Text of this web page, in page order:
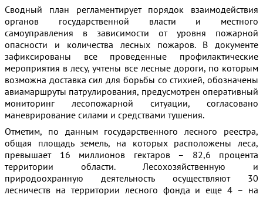
Сводный план регламентирует порядок взаимодействия
органов государственной власти и местного
самоуправления в зависимости от уровня пожарной
опасности и количества лесных пожаров. В документе
зафиксированы все проведенные профилактические
мероприятия в лесу, учтены все лесные дороги, по которым
возможна доставка сил для борьбы со стихией, обозначены
авиамаршруты патрулирования, предусмотрен оперативный
мониторинг лесопожарной ситуации, согласовано
маневрирование силами и средствами тушения.
Отметим, по данным государственного лесного реестра,
общая площадь земель, на которых расположены леса,
превышает 16 миллионов гектаров – 82,6 процента
территории области. Лесохозяйственную и
природоохранную деятельность осуществляют 30
лесничеств на территории лесного фонда и еще 4 – на